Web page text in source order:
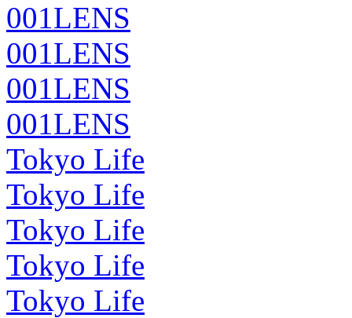
001LENS
001LENS
001LENS
001LENS
Tokyo Life
Tokyo Life
Tokyo Life
Tokyo Life
Tokyo Life